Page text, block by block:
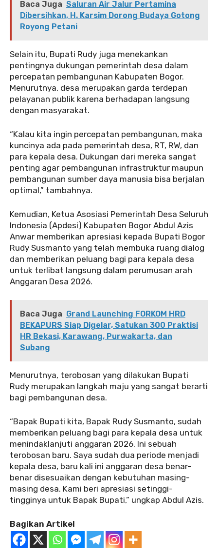
Baca Juga Saluran Air Jalur Pertamina
Dibersihkan, H. Karsim Dorong Budaya Gotong
Royong Petani
Selain itu, Bupati Rudy juga menekankan
pentingnya dukungan pemerintah desa dalam
percepatan pembangunan Kabupaten Bogor.
Menurutnya, desa merupakan garda terdepan
pelayanan publik karena berhadapan langsung
dengan masyarakat.
“Kalau kita ingin percepatan pembangunan, maka
kuncinya ada pada pemerintah desa, RT, RW, dan
para kepala desa. Dukungan dari mereka sangat
penting agar pembangunan infrastruktur maupun
pembangunan sumber daya manusia bisa berjalan
optimal,” tambahnya.
Kemudian, Ketua Asosiasi Pemerintah Desa Seluruh
Indonesia (Apdesi) Kabupaten Bogor Abdul Azis
Anwar memberikan apresiasi kepada Bupati Bogor
Rudy Susmanto yang telah membuka ruang dialog
dan memberikan peluang bagi para kepala desa
untuk terlibat langsung dalam perumusan arah
Anggaran Desa 2026.
Baca Juga Grand Launching FORKOM HRD
BEKAPURS Siap Digelar, Satukan 300 Praktisi
HR Bekasi, Karawang, Purwakarta, dan
Subang
Menurutnya, terobosan yang dilakukan Bupati
Rudy merupakan langkah maju yang sangat berarti
bagi pembangunan desa.
“Bapak Bupati kita, Bapak Rudy Susmanto, sudah
memberikan peluang bagi para kepala desa untuk
menindaklanjuti anggaran 2026. Ini sebuah
terobosan baru. Saya sudah dua periode menjadi
kepala desa, baru kali ini anggaran desa benar-
benar disesuaikan dengan kebutuhan masing-
masing desa. Kami beri apresiasi setinggi-
tingginya untuk Bapak Bupati,” ungkap Abdul Azis.
Bagikan Artikel